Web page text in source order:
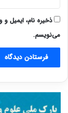
ذخیره نام، ایمیل
می‌نویسم.